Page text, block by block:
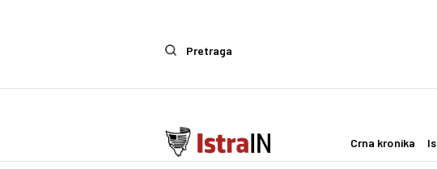
Pretraga
Crna kronika
IstraIn